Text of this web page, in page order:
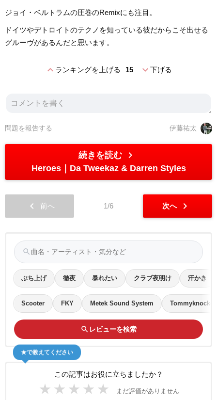
ジョイ・ベルトラムの圧巻のRemixにも注目。
ドイツやデトロイトのテクノを知っている彼だからこそ出せる
グルーヴがあるんだと思います。
expand_lessランキングを上げる 15 expand_more下げる
伊藤祐太
問題を報告する
続きを読む chevron_right
Heroes Da Tweekaz & Darren Styles
chevron_left 前へ 1/6 次へ chevron_right
search
ぶち上げ 徹夜 暴れたい クラブ夜明け 汗かき
Scooter FKY Metek Sound System
search レビューを検索
この記事はお役に立ちましたか？
★ ★ ★ ★ ★ まだ評価がありません
★で教えてください